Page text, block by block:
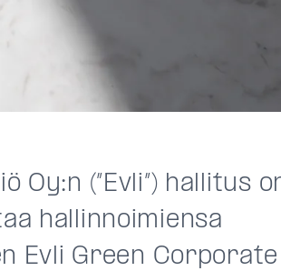
Oy:n (”Evli”) hallitus
hallinnoimiensa
Evli Green